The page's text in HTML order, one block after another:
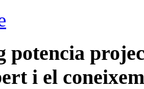
potencia
i el